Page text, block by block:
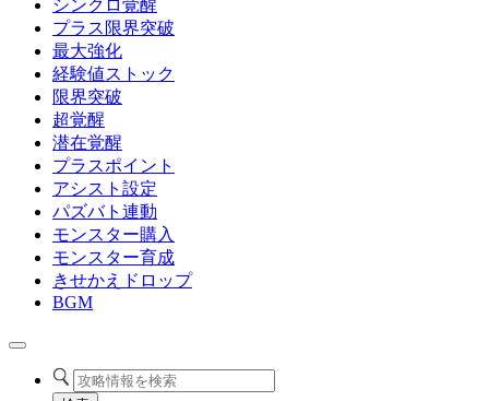
シンクロ覚醒
プラス限界突破
最大強化
経験値ストック
限界突破
超覚醒
潜在覚醒
プラスポイント
アシスト設定
パズバト連動
モンスター購入
モンスター育成
きせかえドロップ
BGM